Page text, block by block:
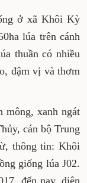
ở xã Khôi Kỳ
lúa trên cánh
thuần có nhiều
đậm vị và thơm
mông, xanh ngát
cán bộ Trung
thông tin: Khôi
giống lúa J02.
đến nay, diện